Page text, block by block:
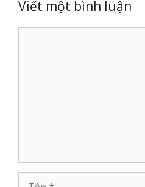
Viết một bình luận